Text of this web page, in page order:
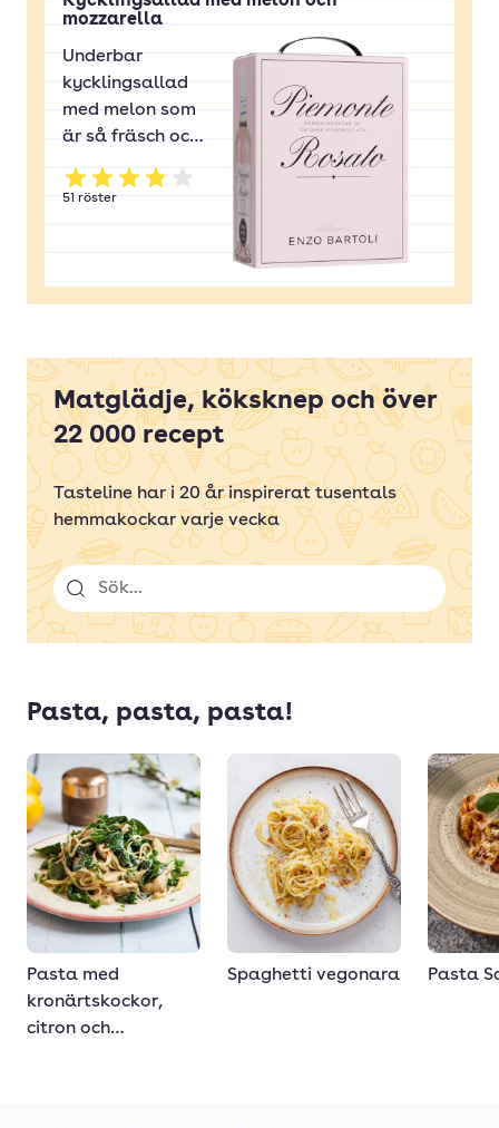
mozzarella
Underbar
kycklingsallad
med melon som
är så fräsch och
god. Perfekt att
ta med på
Betyg: 3.86 av 5
51 röster
Matglädje, köksknep och över
22 000 recept
Tasteline har i 20 år inspirerat tusentals
hemmakockar varje vecka
Sök
Pasta, pasta, pasta!
Pasta med
kronärtskockor,
citron och
Spaghetti vegonara Pasta